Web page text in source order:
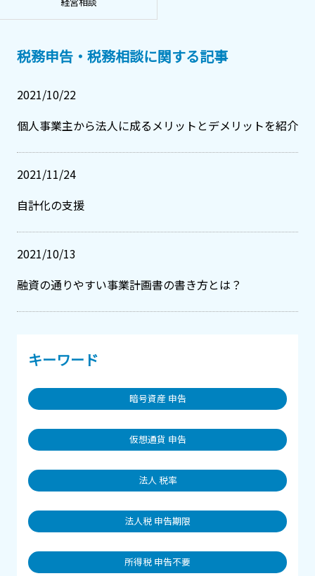
税務申告・税務相談に関する記事
2021/10/22
個人事業主から法人に成るメリットとデメリットを紹介
2021/11/24
自計化の支援
2021/10/13
融資の通りやすい事業計画書の書き方とは？
キーワード
暗号資産 申告
仮想通貨 申告
法人 税率
法人税 申告期限
所得税 申告不要